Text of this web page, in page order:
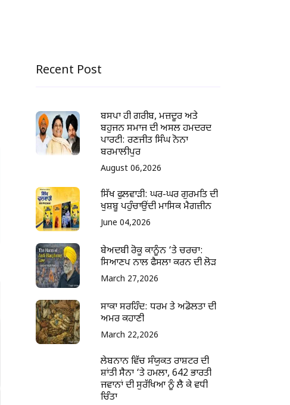
Recent Post
ਬਸਪਾ ਹੀ ਗਰੀਬ, ਮਜ਼ਦੂਰ ਅਤੇ
ਬਹੁਜਨ ਸਮਾਜ ਦੀ ਅਸਲ ਹਮਦਰਦ
ਪਾਰਟੀ: ਰਣਜੀਤ ਸਿੰਘ ਨੋਨਾ
ਬਰਮਾਲੀਪੁਰ
August 06,2026
ਸਿੱਖ ਫੁਲਵਾੜੀ: ਘਰ-ਘਰ ਗੁਰਮਤਿ ਦੀ
ਖੁਸ਼ਬੂ ਪਹੁੰਚਾਉਂਦੀ ਮਾਸਿਕ ਮੈਗਜ਼ੀਨ
June 04,2026
ਬੇਅਦਬੀ ਰੋਕੂ ਕਾਨੂੰਨ ‘ਤੇ ਚਰਚਾ:
ਸਿਆਣਪ ਨਾਲ ਫੈਸਲਾ ਕਰਨ ਦੀ ਲੋੜ
March 27,2026
ਸਾਕਾ ਸਰਹਿੰਦ: ਧਰਮ ਤੇ ਅਡੋਲਤਾ ਦੀ
ਅਮਰ ਕਹਾਣੀ
March 22,2026
ਲੇਬਨਾਨ ਵਿੱਚ ਸੰਯੁਕਤ ਰਾਸ਼ਟਰ ਦੀ
ਸ਼ਾਂਤੀ ਸੈਨਾ ‘ਤੇ ਹਮਲਾ, 642 ਭਾਰਤੀ
ਜਵਾਨਾਂ ਦੀ ਸੁਰੱਖਿਆ ਨੂੰ ਲੈ ਕੇ ਵਧੀ
ਚਿੰਤਾ